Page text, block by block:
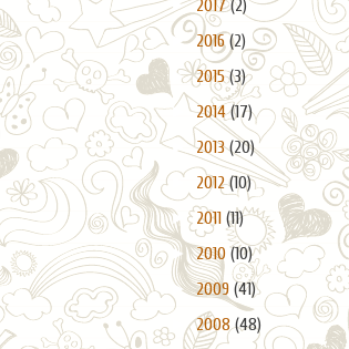
►2017(2)
►2016(2)
►2015(3)
►2014(17)
►2013(20)
► 2012(10)
► 2011 (11)
►2010 (10)
►2009 (41)
►2008(48)